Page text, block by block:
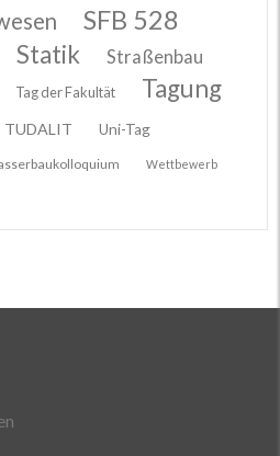
SFB 528
Statik Straßenbau
Tag der Fakultät Tagung
TUDALIT Uni-Tag
Wettbewerb